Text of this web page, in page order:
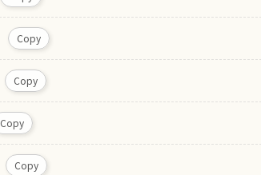
Copy
Copy
Copy
Copy